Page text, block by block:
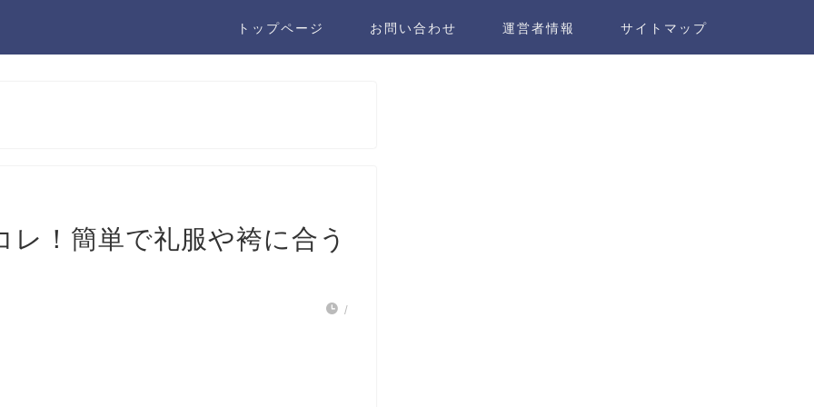
トップページ お問い合わせ 運営者情報 サイトマップ
！簡単で礼服や袴に合う
/